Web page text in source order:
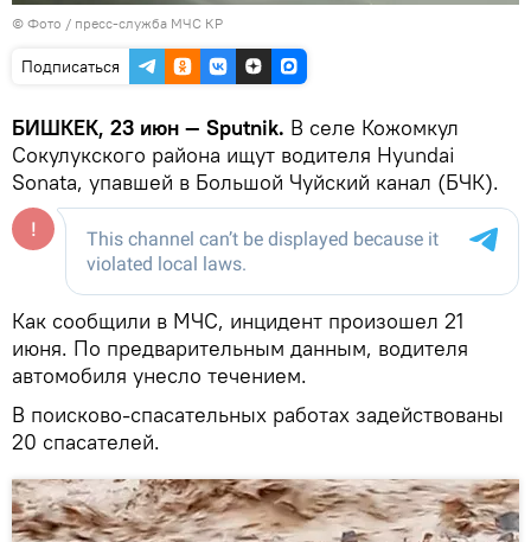
© Фото / пресс-служба МЧС КР
Подписаться
БИШКЕК, 23 июн — Sputnik. В селе Кожомкул
Сокулукского района ищут водителя Hyundai
Sonata, упавшей в Большой Чуйский канал (БЧК).
Как сообщили в МЧС, инцидент произошел 21
июня. По предварительным данным, водителя
автомобиля унесло течением.
В поисково-спасательных работах задействованы
20 спасателей.